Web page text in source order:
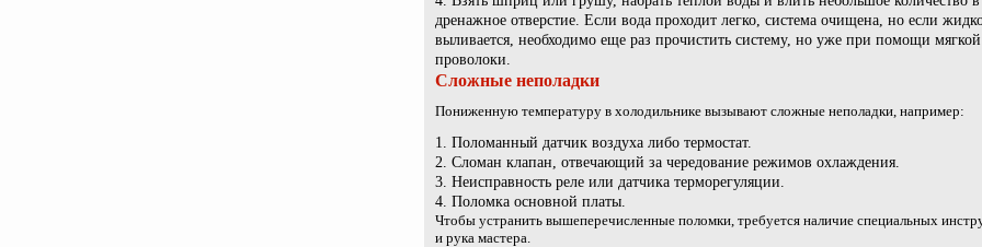
дренажное отверстие. Если вода проходит легко, система очищена, но если
выливается, необходимо еще раз прочистить систему, но уже при помощи мягкой
проволоки.
Сложные неполадки
Пониженную температуру в холодильнике вызывают сложные неполадки, например:
Поломанный датчик воздуха либо термостат.
Сломан клапан, отвечающий за чередование режимов охлаждения.
Неисправность реле или датчика терморегуляции.
Поломка основной платы.
Чтобы устранить вышеперечисленные поломки, требуется наличие специальных
и рука мастера.